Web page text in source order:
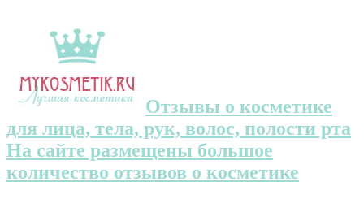
Отзывы о косметике
для лица, тела, рук, волос, полости рта
На сайте размещены большое
количество отзывов о косметике